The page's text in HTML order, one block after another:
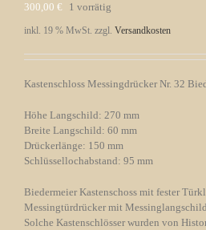
300,00 € 1 vorrätig
inkl. 19 % MwSt. zzgl. Versandkosten
Kastenschloss Messingdrücker Nr. 32
Höhe Langschild: 270 mm
Breite Langschild: 60 mm
Drückerlänge: 150 mm
Schlüssellochabstand: 95 mm
Biedermeier Kastenschoss mit fester
Messingtürdrücker mit
Solche Kastenschlösser wurden von